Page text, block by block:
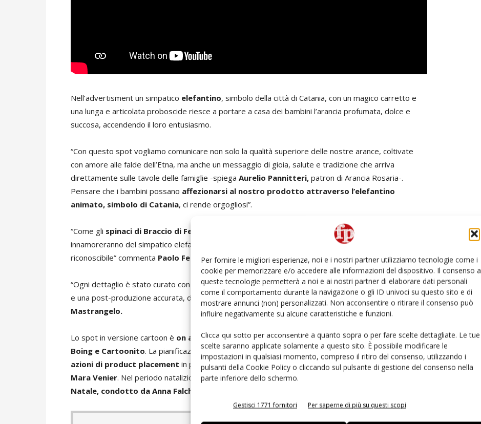
Per fornire le migliori esperienze, noi e i nostri partner utilizziamo tecnologie come i
cookie per memorizzare e/o accedere alle informazioni del dispositivo. Il consenso a
queste tecnologie permetterà a noi e ai nostri partner di elaborare dati personali
come il comportamento durante la navigazione o gli ID univoci su questo sito e di
mostrare annunci (non) personalizzati. Non acconsentire o ritirare il consenso può
influire negativamente su alcune caratteristiche e funzioni.
Clicca qui sotto per acconsentire a quanto sopra o per fare scelte dettagliate. Le tue
scelte saranno applicate solamente a questo sito. È possibile modificare le
impostazioni in qualsiasi momento, compreso il ritiro del consenso, utilizzando i
pulsanti della Cookie Policy o cliccando sul pulsante di gestione del consenso nella
parte inferiore dello schermo.
Gestisci 1771 fornitori Per saperne di più su questi scopi
Nell’advertisment un simpatico elefantino, simbolo della città di Catania, con un magico carretto e
una lunga e articolata proboscide riesce a portare a casa dei bambini l’arancia profumata, dolce e
succosa, accendendo il loro entusiasmo.
“Con questo spot vogliamo comunicare non solo la qualità superiore delle nostre arance, coltivate
con amore alle falde dell’Etna, ma anche un messaggio di gioia, salute e tradizione che arriva
direttamente sulle tavole delle famiglie -spiega Aurelio Pannitteri, patron di Arancia Rosaria-.
Pensare che i bambini possano affezionarsi al nostro prodotto attraverso l’elefantino
animato, simbolo di Catania, ci rende orgogliosi”.
“Come gli spinaci di Braccio di Ferro
, le arance diventano simbolo di forza ed energia, i bambini si
innamoreranno del simpatico elefantino e chiederanno di mangiare le arance viste in tv, con il bollino
riconoscibile” commenta Paolo Ferrigno , direttore creativo di PubliOne.
“Ogni dettaglio è stato curato con estrema dedizione, sfruttando le tecnologie più avanzate come l’Ai
e una post-produzione accurata, degna di una realizzazione in live-action” aggiunge ilregista Davide
Mastrangelo.
Lo spot in versione cartoon è on air sui canali tematici dedicati ai più piccoli, Display Plus,
Boing e Cartoonito. La pianificazione comprende passaggi sui più importanticanali tv, radio e
azioni di product placement in programmi di grande visibilità comeDomenica In su Rai 1 con
Mara Venier. Nel periodo natalizio Arancia Rosaria ha partecipato al programma
Natale, condotto da Anna Falchi